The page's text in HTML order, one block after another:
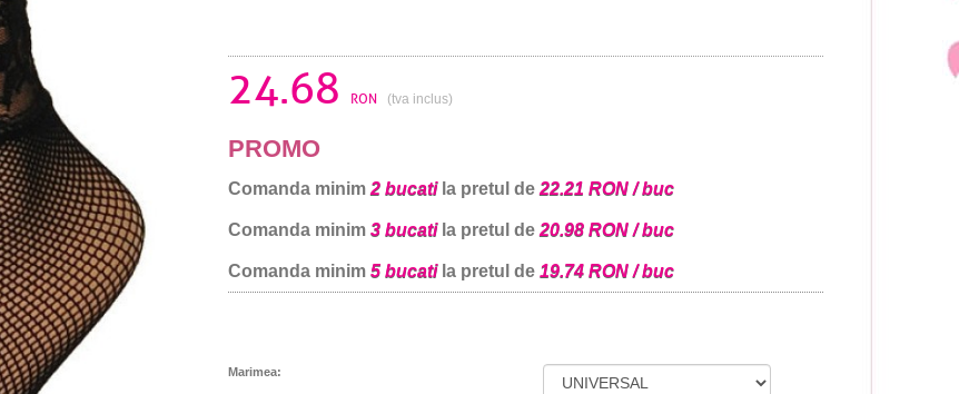
24.68 RON (tva inclus)
PROMO
Comanda minim 2 bucatila pretul de 22.21 RON / buc
Comanda minim 3 bucatila pretul de 20.98 RON / buc
Comanda minim 5 bucatila pretul de 19.74 RON / buc
Marimea: